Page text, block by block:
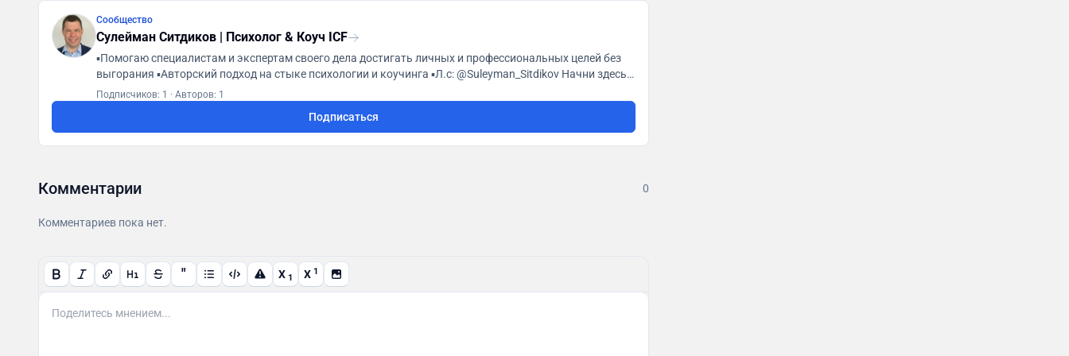
Сообщество
Сулейман Ситдиков | Психолог & Коуч ICF
▪️Помогаю специалистам и экспертам своего дела достигать личных и профессиональных целей без
выгорания ▪️Авторский подход на стыке психологии и коучинга ▪️Л.с: @Suleyman_Sitdikov Начни здесь
https://t.me/Silyvtebe/805
Подписчиков: 1 · Авторов: 1
Подписаться
Комментарии 0
Комментариев пока нет.
" X 1 X 1